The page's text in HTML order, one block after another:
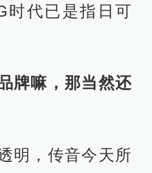
时代已是指日可
牌嘛，那当然还
明，传音今天所